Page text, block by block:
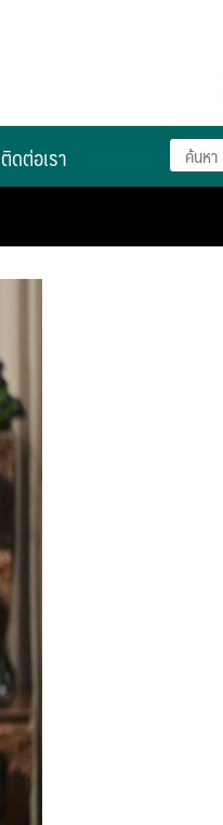
ติดต่อเรา